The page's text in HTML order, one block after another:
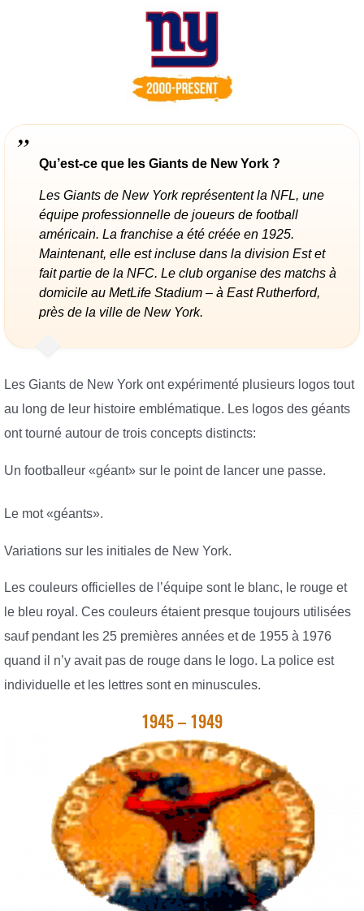
Qu’est-ce que les Giants de New York ?
Les Giants de New York représentent la NFL, une
équipe professionnelle de joueurs de football
américain. La franchise a été créée en 1925.
Maintenant, elle est incluse dans la division Est et
fait partie de la NFC. Le club organise des matchs à
domicile au MetLife Stadium – à East Rutherford,
près de la ville de New York.
Les Giants de New York ont ​​expérimenté plusieurs logos tout
au long de leur histoire emblématique. Les logos des géants
ont tourné autour de trois concepts distincts:
Un footballeur «géant» sur le point de lancer une passe.
Le mot «géants».
Variations sur les initiales de New York.
Les couleurs officielles de l’équipe sont le blanc, le rouge et
le bleu royal. Ces couleurs étaient presque toujours utilisées
sauf pendant les 25 premières années et de 1955 à 1976
quand il n’y avait pas de rouge dans le logo. La police est
individuelle et les lettres sont en minuscules.
1945 – 1949